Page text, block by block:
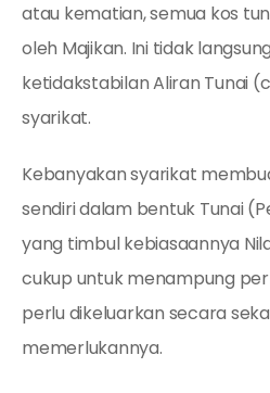
atau kematian, semua kos
oleh Majikan. Ini tidak
ketidakstabilan Aliran Tunai
syarikat.
Kebanyakan syarikat
sendiri dalam bentuk Tunai
yang timbul kebiasaannya
cukup untuk menampung
perlu dikeluarkan secara
memerlukannya.